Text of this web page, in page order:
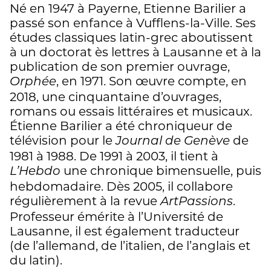
Né en 1947 à Payerne, Etienne Barilier a
passé son enfance à Vufflens-la-Ville. Ses
études classiques latin-grec aboutissent
à un doctorat ès lettres à Lausanne et à la
publication de son premier ouvrage,
Orphée, en 1971. Son œuvre compte, en
2018, une cinquantaine d’ouvrages,
romans ou essais littéraires et musicaux.
Étienne Barilier a été chroniqueur de
télévision pour leJournal de Genève de
1981 à 1988. De 1991 à 2003, il tient à
L’Hebdo une chronique bimensuelle, puis
hebdomadaire. Dès 2005, il collabore
régulièrement à la revueArtPassions.
Professeur émérite à l’Université de
Lausanne, il est également traducteur
(de l’allemand, de l’italien, de l’anglais et
du latin).